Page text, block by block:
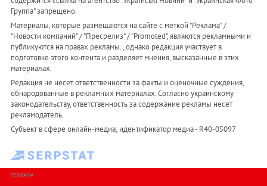
Группа" запрещено.
Материалы, которые размещаются на сайте с меткой "Реклама" /
"Новости компаний" / "Пресрелиз" / "Promoted", являются рекламными и
публикуются на правах рекламы. , однако редакция участвует в
подготовке этого контента и разделяет мнения, высказанные в этих
материалах.
Редакция не несет ответственности за факты и оценочные суждения,
обнародованные в рекламных материалах. Согласно украинскому
законодательству, ответственность за содержание рекламы несет
рекламодатель.
Субъект в сфере онлайн-медиа; идентификатор медиа - R40-05097
РЕКЛАМА